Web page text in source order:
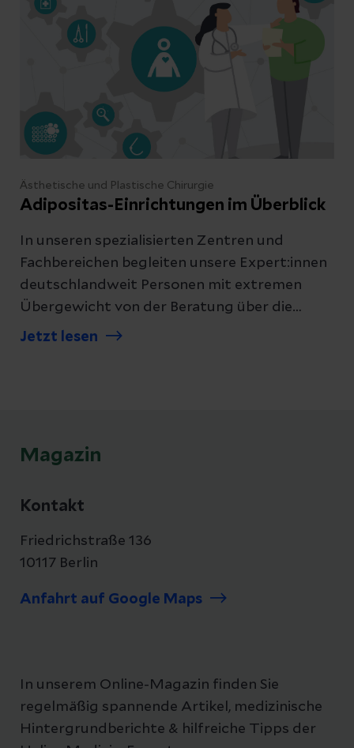
Ästhetische und Plastische Chirurgie
Adipositas-Einrichtungen im Überblick
In unseren spezialisierten Zentren und
Fachbereichen begleiten unsere Expert:innen
deutschlandweit Personen mit extremen
Übergewicht von der Beratung über die
Operation bis hin zur Nachsorge. Finden Sie
Jetzt lesen
Magazin
Kontakt
Friedrichstraße 136
10117 Berlin
Anfahrt auf Google Maps
In unserem Online-Magazin finden Sie
regelmäßig spannende Artikel, medizinische
Hintergrundberichte & hilfreiche Tipps der